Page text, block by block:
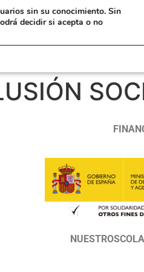
Bolsa de Empleo
sin su conocimiento. Sin
decidir si acepta o no